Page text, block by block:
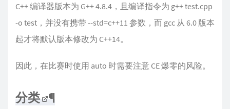
C++ 编译器版本为 G++ 4.8.4，且编译指令为 g++ test.cpp
-o test，并没有携带 --std=c++11 参数，而 gcc 从 6.0 版本
起才将默认版本修改为 C++14。
因此，在比赛时使用 auto 时需要注意 CE 爆零的风险。
分类 ¶